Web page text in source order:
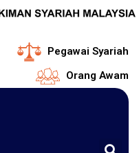
Pegawai Syariah
Orang Awam